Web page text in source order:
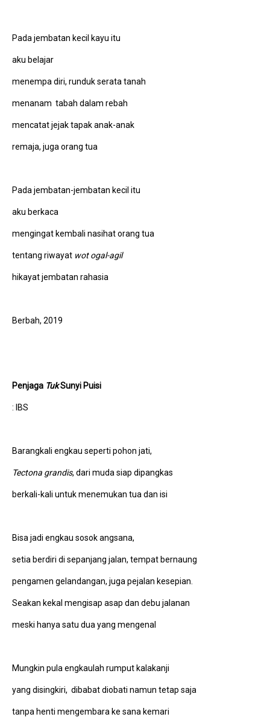
Pada jembatan kecil kayu itu
aku belajar
menempa diri, runduk serata tanah
menanam tabah dalam rebah
mencatat jejak tapak anak-anak
remaja, juga orang tua
Pada jembatan-jembatan kecil itu
aku berkaca
mengingat kembali nasihat orang tua
tentang riwayat wot ogal-agil
hikayat jembatan rahasia
Berbah, 2019
Penjaga TukSunyi Puisi
: IBS
Barangkali engkau seperti pohon jati,
Tectona grandis, dari muda siap dipangkas
berkali-kali untuk menemukan tua dan isi
Bisa jadi engkau sosok angsana,
setia berdiri di sepanjang jalan, tempat bernaung
pengamen gelandangan, juga pejalan kesepian.
Seakan kekal mengisap asap dan debu jalanan
meski hanya satu dua yang mengenal
Mungkin pula engkaulah rumput kalakanji
yang disingkiri, dibabat diobati namun tetap saja
tanpa henti mengembara ke sana kemari